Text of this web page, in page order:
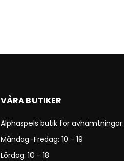
VÅRA BUTIKER
Alphaspels butik för avhämtningar:
Måndag-Fredag: 10 - 19
Lördag: 10 - 18